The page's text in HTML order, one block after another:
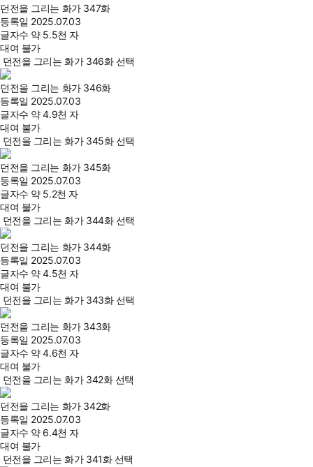
던전을 그리는 화가 347화
등록일 2025.07.03
글자수 약 5.5천 자
대여 불가
던전을 그리는 화가 346화 선택
던전을 그리는 화가 346화
등록일 2025.07.03
글자수 약 4.9천 자
대여 불가
던전을 그리는 화가 345화 선택
던전을 그리는 화가 345화
등록일 2025.07.03
글자수 약 5.2천 자
대여 불가
던전을 그리는 화가 344화 선택
던전을 그리는 화가 344화
등록일 2025.07.03
글자수 약 4.5천 자
대여 불가
던전을 그리는 화가 343화 선택
던전을 그리는 화가 343화
등록일 2025.07.03
글자수 약 4.6천 자
대여 불가
던전을 그리는 화가 342화 선택
던전을 그리는 화가 342화
등록일 2025.07.03
글자수 약 6.4천 자
대여 불가
던전을 그리는 화가 341화 선택